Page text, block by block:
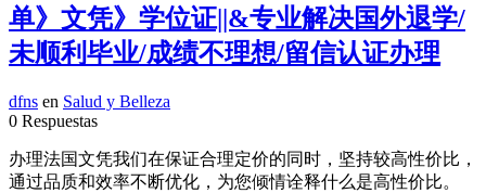
单》文凭》学位证||&专业解决国外退学/
未顺利毕业/成绩不理想/留信认证办理
dfns en Salud y Belleza
0 Respuestas
办理法国文凭我们在保证合理定价的同时，坚持较高性价比，
通过品质和效率不断优化，为您倾情诠释什么是高性价比。